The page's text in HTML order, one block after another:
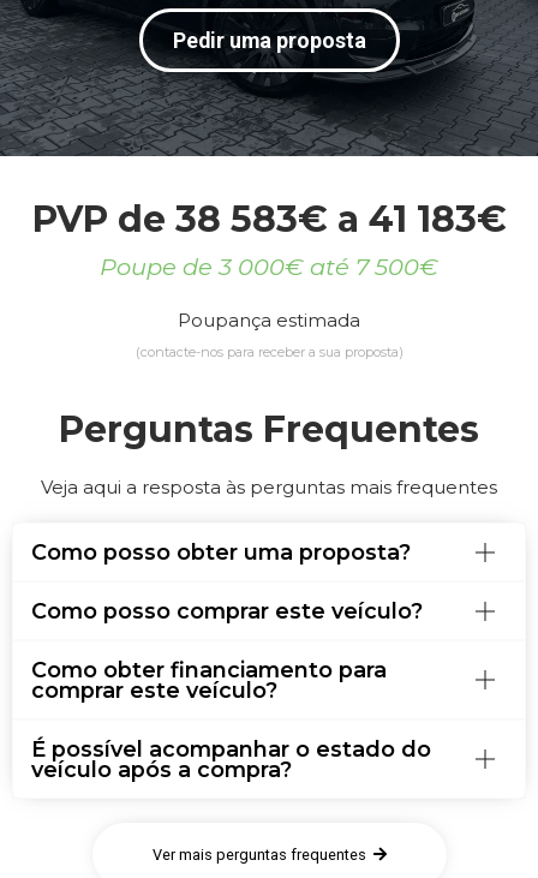
Pedir uma proposta
PVP de 38 583€ a 41 183€
Poupe de 3 000€ até 7 500€
Poupança estimada
(contacte-nos para receber a sua proposta)
Perguntas Frequentes
Veja aqui a resposta às perguntas mais frequentes
Como posso obter uma proposta?
Como posso comprar este veículo?
Como obter financiamento para
comprar este veículo?
É possível acompanhar o estado do
veículo após a compra?
Ver mais perguntas frequentes